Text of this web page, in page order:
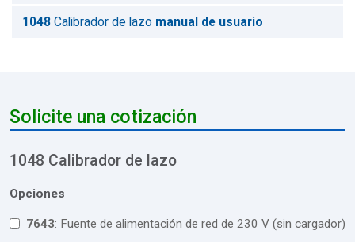
1048 Calibrador de lazo manual de usuario
Solicite una cotización
1048 Calibrador de lazo
Opciones
7643 : Fuente de alimentación de red de 230 V (sin cargador)